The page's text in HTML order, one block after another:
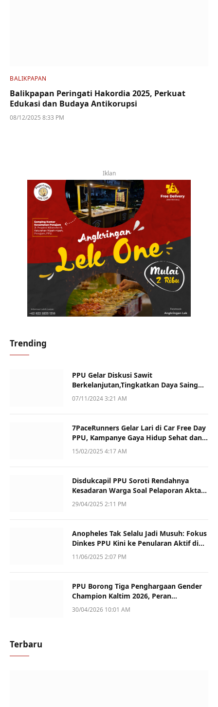
BALIKPAPAN
Balikpapan Peringati Hakordia 2025, Perkuat
Edukasi dan Budaya Antikorupsi
08/12/2025 8:33 PM
Iklan
Trending
PPU Gelar Diskusi Sawit
Berkelanjutan,Tingkatkan Daya Saing
dan Kualitas
07/11/2024 3:21 AM
7PaceRunners Gelar Lari di Car Free Day
PPU, Kampanye Gaya Hidup Sehat dan
Dukung UMKM
15/02/2025 4:17 AM
Disdukcapil PPU Soroti Rendahnya
Kesadaran Warga Soal Pelaporan Akta
Kematian
29/04/2025 2:11 PM
Anopheles Tak Selalu Jadi Musuh: Fokus
Dinkes PPU Kini ke Penularan Aktif di
Sotek
11/06/2025 2:07 PM
PPU Borong Tiga Penghargaan Gender
Champion Kaltim 2026, Peran
Perempuan Jadi Sorotan
30/04/2026 10:01 AM
Terbaru